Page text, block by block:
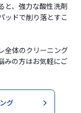
と、強力な酸性洗剤
ッドで削り落とすこ
全体のクリーニング
みの方はお気軽にご
グ